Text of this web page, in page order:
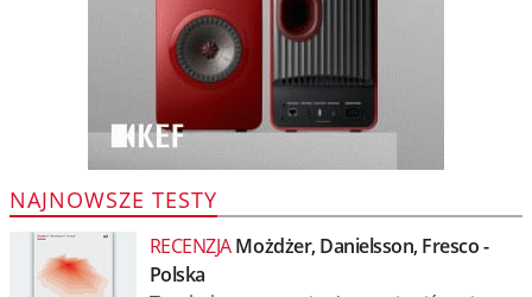
NAJNOWSZE TESTY
RECENZJAMożdżer, Danielsson, Fresco -
Polska